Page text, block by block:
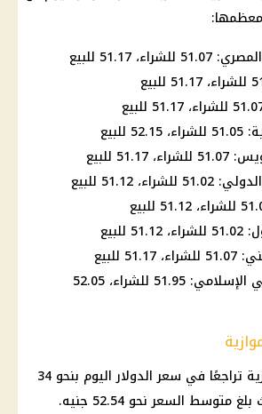
معظمها:
51.17 للبيع
للبيع
51.12 للبيع
للبيع
مصرف أبو ظبي الإسلامي: 51.95 للشراء، 52.05
تراجعًا في سعر الدولار اليوم
بنحو 34
متوسط السعر نحو 52.54 جنيه.